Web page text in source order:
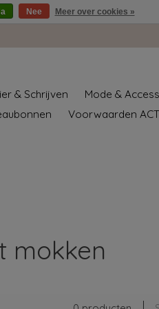
& Schrijven Mode &
Voorwaarden
mokken
Nee Meer over cookies »